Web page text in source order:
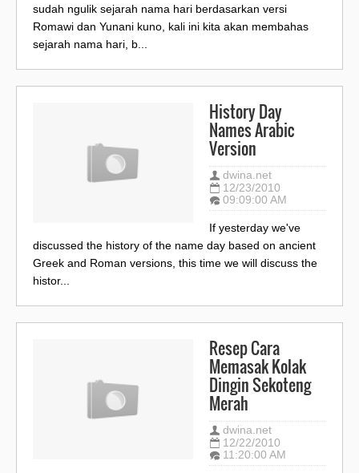
sudah ngulik sejarah nama hari berdasarkan versi
Romawi dan Yunani kuno, kali ini kita akan membahas
sejarah nama hari, b...
History Day
Names Arabic
Version
dwina.net
12/23/2010
09:09:00 AM
If yesterday we've
discussed the history of the name day based on ancient
Greek and Roman versions, this time we will discuss the
histor...
Resep Cara
Memasak Kolak
Dingin Sekoteng
Merah
dwina.net
12/22/2010
11:20:00 AM